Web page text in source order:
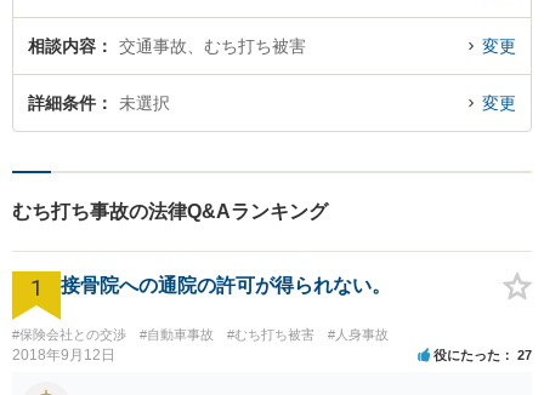
相談内容 交通事故、むち打ち被害 変更
詳細条件 未選択 変更
むち打ち事故の法律Q&Aランキング
1 接骨院への通院の許可が得られない。
#保険会社との交渉 #自動車事故 #むち打ち被害 #人身事故
2018年9月12日 役にたった 27